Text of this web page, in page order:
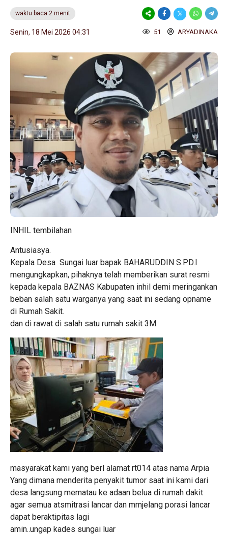
waktu baca 2 menit
Senin, 18 Mei 2026 04:31 51 ARYADINAKA
INHIL tembilahan
Antusiasya.
Kepala Desa Sungai luar bapak BAHARUDDIN S.PD.I
mengungkapkan, pihaknya telah memberikan surat resmi
kepada kepala BAZNAS Kabupaten inhil demi meringankan
beban salah satu warganya yang saat ini sedang opname
di Rumah Sakit.
dan di rawat di salah satu rumah sakit 3M.
masyarakat kami yang berl alamat rt014 atas nama Arpia
Yang dimana menderita penyakit tumor saat ini kami dari
desa langsung mematau ke adaan belua di rumah dakit
agar semua atsmitrasi lancar dan mrnjelang porasi lancar
dapat beraktipitas lagi
amin..ungap kades sungai luar